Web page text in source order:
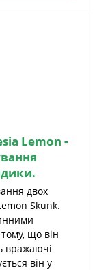
Lemon -
двох
Skunk.
що він
вражаючі
він у